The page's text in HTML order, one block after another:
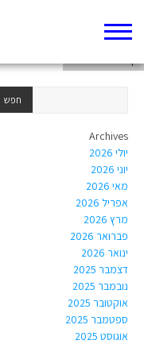
Archives
יולי 2026
יוני 2026
מאי 2026
אפריל 2026
מרץ 2026
פברואר 2026
ינואר 2026
דצמבר 2025
נובמבר 2025
אוקטובר 2025
ספטמבר 2025
אוגוסט 2025